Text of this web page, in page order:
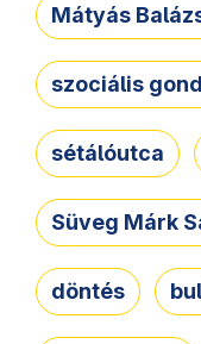
Mátyás
szociális
sétálóutca
Süveg Márk
döntés